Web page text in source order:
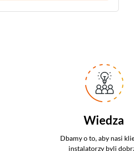
Wiedza
Dbamy o to, aby nasi
instalatorzy byli